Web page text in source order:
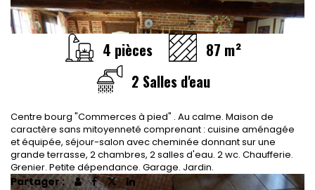
4 pièces
87 m²
2 Salles d'eau
Centre bourg "Commerces à pied" . Au calme. Maison de
caractère sans mitoyenneté comprenant : cuisine aménagée
et équipée, séjour-salon avec cheminée donnant sur une
grande terrasse, 2 chambres, 2 salles d'eau. 2 wc. Chaufferie.
Grenier. Petite dépendance. Garage. Jardin.
Partager :